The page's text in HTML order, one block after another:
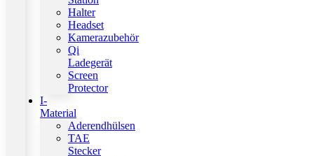
Halter
Headset
Kamerazubehör
Qi
Ladegerät
Screen
Protector
I-
Material
Aderendhülsen
TAE
Stecker